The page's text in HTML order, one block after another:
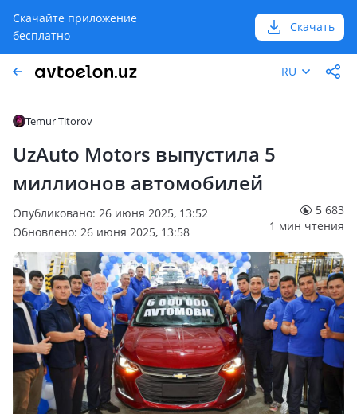
Скачайте приложение
бесплатно
Скачать
RU
Temur Titorov
UzAuto Motors выпустила 5
миллионов автомобилей
Опубликовано: 26 июня 2025, 13:52
Обновлено: 26 июня 2025, 13:58
5 683
1 мин чтения